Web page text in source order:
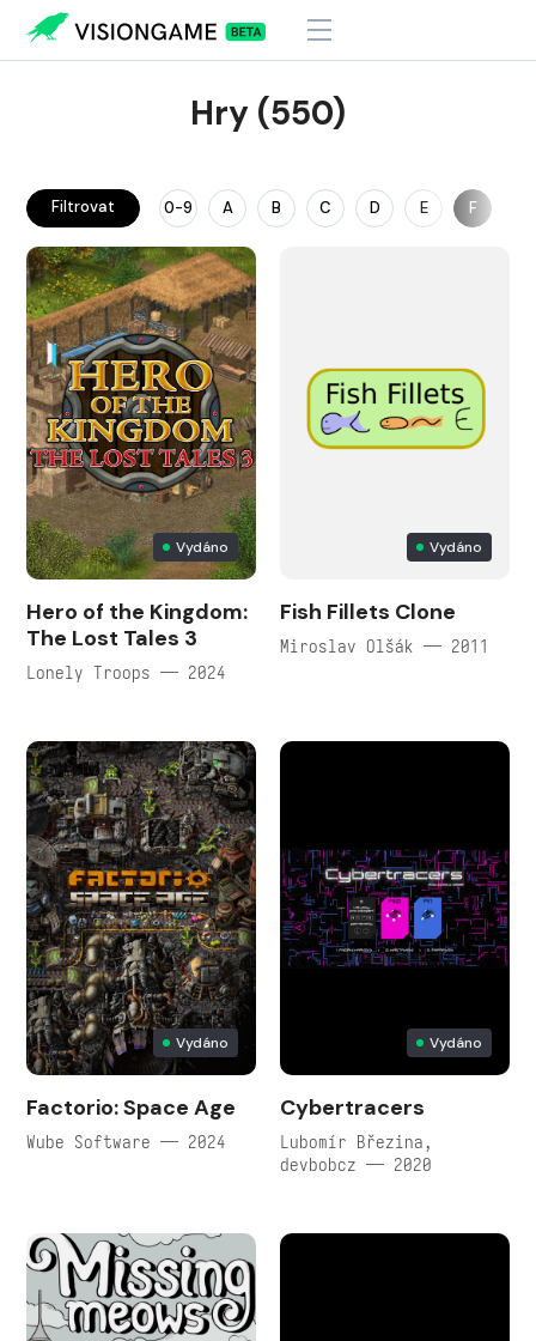
Hry (550)
Filtrovat 0-9 A B C D E F
Vydáno
Hero of the Kingdom:
The Lost Tales 3
Lonely Troops — 2024
Vydáno
Fish Fillets Clone
Miroslav Olšák — 2011
Vydáno
Factorio: Space Age
Wube Software — 2024
Vydáno
Cybertracers
Lubomír Březina,
devbobcz — 2020